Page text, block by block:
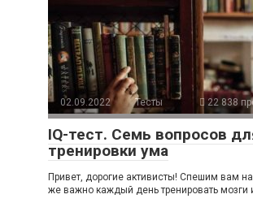
02.09.2022 Тесты 22 838
IQ-тест. Семь вопросов
тренировки ума
Привет, дорогие активисты! Спешим вам
же важно каждый день тренировать мозги